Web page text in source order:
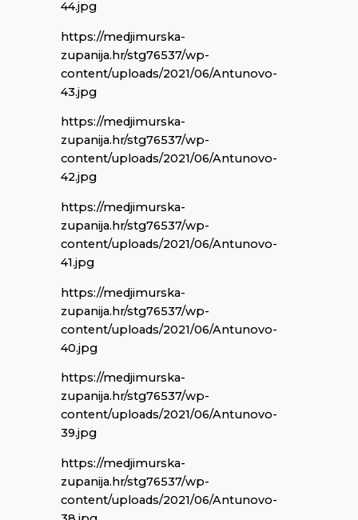
44.jpg
https://medjimurska-
zupanija.hr/stg76537/wp-
content/uploads/2021/06/Antunovo-
43.jpg
https://medjimurska-
zupanija.hr/stg76537/wp-
content/uploads/2021/06/Antunovo-
42.jpg
https://medjimurska-
zupanija.hr/stg76537/wp-
content/uploads/2021/06/Antunovo-
41.jpg
https://medjimurska-
zupanija.hr/stg76537/wp-
content/uploads/2021/06/Antunovo-
40.jpg
https://medjimurska-
zupanija.hr/stg76537/wp-
content/uploads/2021/06/Antunovo-
39.jpg
https://medjimurska-
zupanija.hr/stg76537/wp-
content/uploads/2021/06/Antunovo-